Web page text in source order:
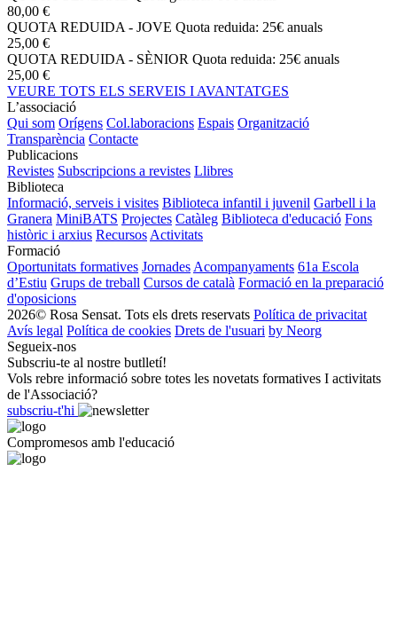
80,00 €
QUOTA REDUIDA - JOVE Quota reduida: 25€ anuals
25,00 €
QUOTA REDUIDA - SÈNIOR Quota reduida: 25€ anuals
25,00 €
VEURE TOTS ELS SERVEIS I AVANTATGES
L’associació
Qui som Orígens Col.laboracions Espais Organització
Transparència Contacte
Publicacions
Revistes Subscripcions a revistes Llibres
Biblioteca
Informació, serveis i visites Biblioteca infantil i juvenil Garbell i la
Granera MiniBATS Projectes Catàleg Biblioteca d'educació Fons
històric i arxius Recursos Activitats
Formació
Oportunitats formatives Jornades Acompanyaments 61a Escola
d’Estiu Grups de treball Cursos de català Formació en la preparació
d'oposicions
2026© Rosa Sensat. Tots els drets reservats Política de privacitat
Avís legal Política de cookies Drets de l'usuari by Neorg
Segueix-nos
Subscriu-te al nostre butlletí!
Vols rebre informació sobre totes les novetats formatives I activitats
de l'Associació?
subscriu-t'hi
Compromesos amb l'educació